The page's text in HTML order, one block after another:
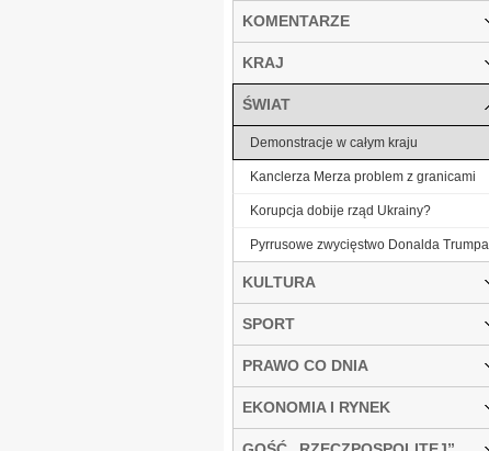
KOMENTARZE
KRAJ
ŚWIAT
Demonstracje w całym kraju
Kanclerza Merza problem z granicami
Korupcja dobije rząd Ukrainy?
Pyrrusowe zwycięstwo Donalda Trumpa
KULTURA
SPORT
PRAWO CO DNIA
EKONOMIA I RYNEK